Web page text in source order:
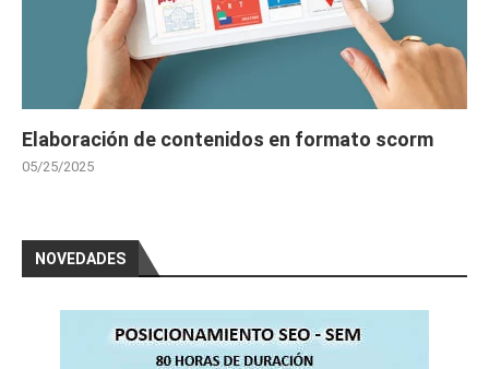
Elaboración de contenidos en formato scorm
05/25/2025
NOVEDADES